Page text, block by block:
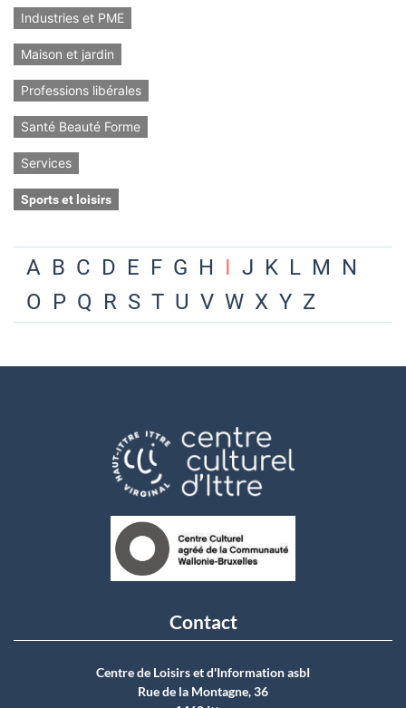
Industries et PME
Maison et jardin
Professions libérales
Santé Beauté Forme
Services
Sports et loisirs
A B C D E F G H I J K L M N
O P Q R S T U V W X Y Z
Contact
Centre de Loisirs et d'Information asbI
Rue de la Montagne, 36